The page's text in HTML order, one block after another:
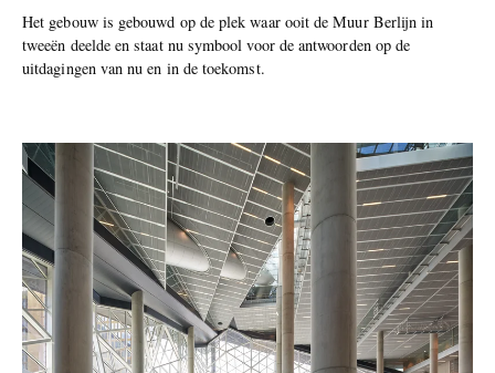
Het gebouw is gebouwd op de plek waar ooit de Muur Berlijn in
tweeën deelde en staat nu symbool voor de antwoorden op de
uitdagingen van nu en in de toekomst.